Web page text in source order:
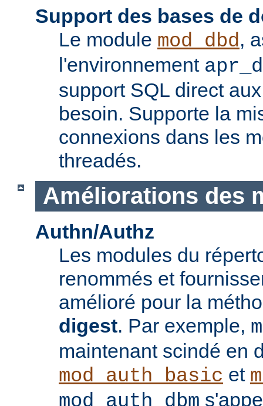
Support des bases de
Le module mod_dbd,
l'environnement
support SQL direct
besoin. Supporte la
connexions dans les
threadés.
Améliorations des
Authn/Authz
Les modules du
renommés et
amélioré pour la
digest. Par exemple,
maintenant scindé en
mod_auth_basic et
mod_auth_dbm